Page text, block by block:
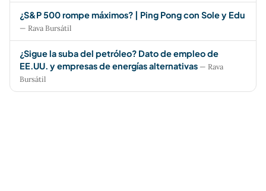
¿S&P 500 rompe máximos? | Ping Pong con Sole y Edu
— Rava Bursátil
¿Sigue la suba del petróleo? Dato de empleo de
EE.UU. y empresas de energías alternativas — Rava
Bursátil